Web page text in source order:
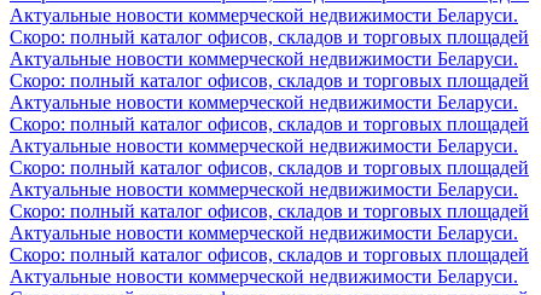
Актуальные новости коммерческой недвижимости Беларуси.
Скоро: полный каталог офисов, складов и торговых площадей
Актуальные новости коммерческой недвижимости Беларуси.
Скоро: полный каталог офисов, складов и торговых площадей
Актуальные новости коммерческой недвижимости Беларуси.
Скоро: полный каталог офисов, складов и торговых площадей
Актуальные новости коммерческой недвижимости Беларуси.
Скоро: полный каталог офисов, складов и торговых площадей
Актуальные новости коммерческой недвижимости Беларуси.
Скоро: полный каталог офисов, складов и торговых площадей
Актуальные новости коммерческой недвижимости Беларуси.
Скоро: полный каталог офисов, складов и торговых площадей
Актуальные новости коммерческой недвижимости Беларуси.